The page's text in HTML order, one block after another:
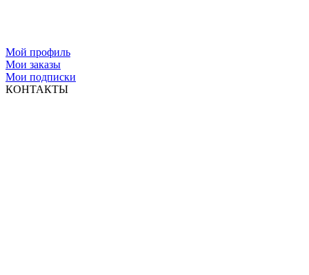
Мой профиль
Мои заказы
Мои подписки
КОНТАКТЫ